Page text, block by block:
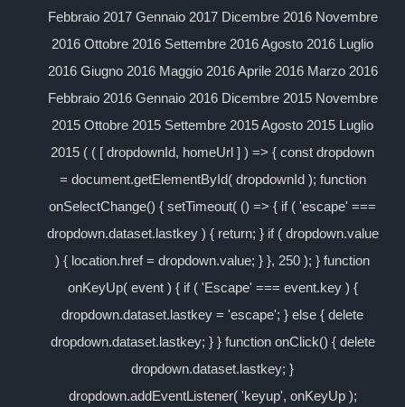
Febbraio 2017 Gennaio 2017 Dicembre 2016 Novembre
2016 Ottobre 2016 Settembre 2016 Agosto 2016 Luglio
2016 Giugno 2016 Maggio 2016 Aprile 2016 Marzo 2016
Febbraio 2016 Gennaio 2016 Dicembre 2015 Novembre
2015 Ottobre 2015 Settembre 2015 Agosto 2015 Luglio
2015 ( ( [ dropdownId, homeUrl ] ) => { const dropdown
= document.getElementById( dropdownId ); function
onSelectChange() { setTimeout( () => { if ( 'escape' ===
dropdown.dataset.lastkey ) { return; } if ( dropdown.value
) { location.href = dropdown.value; } }, 250 ); } function
onKeyUp( event ) { if ( 'Escape' === event.key ) {
dropdown.dataset.lastkey = 'escape'; } else { delete
dropdown.dataset.lastkey; } } function onClick() { delete
dropdown.dataset.lastkey; }
dropdown.addEventListener( 'keyup', onKeyUp );